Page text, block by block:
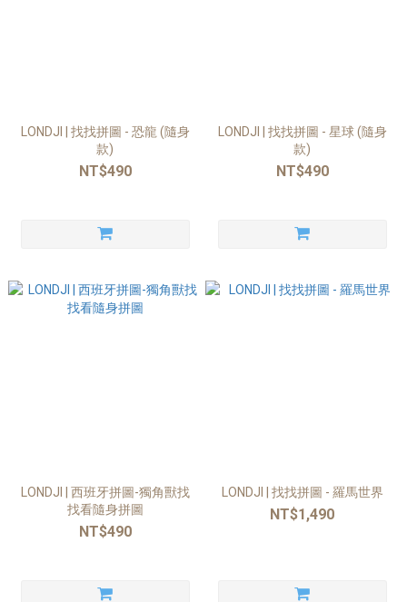
LONDJI | 找找拼圖 - 恐龍 (隨身
款)
NT$490
LONDJI | 找找拼圖 - 星球 (隨身
款)
NT$490
LONDJI | 西班牙拼圖-獨角獸找
找看隨身拼圖
NT$490
LONDJI | 找找拼圖 - 羅馬世界
NT$1,490